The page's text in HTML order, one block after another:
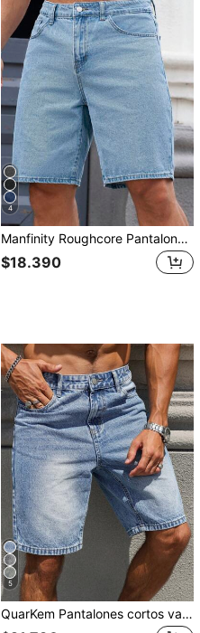
4
Manfinity Roughcore Pantalones cortos holgados de mezclilla desgastados para hombres
$18.390
5
QuarKem Pantalones cortos vaqueros de verano informales lavados para hombres